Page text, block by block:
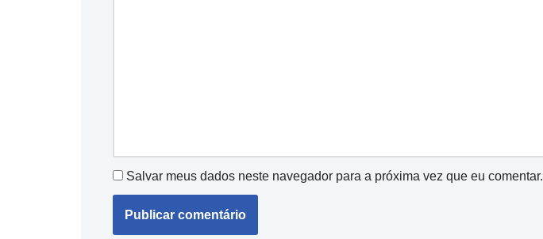
Salvar meus dados neste navegador para a próxima vez que eu comentar.